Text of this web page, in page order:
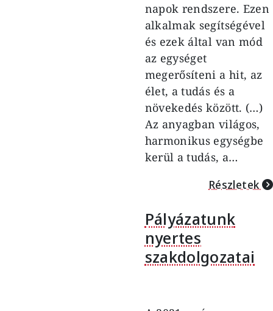
napok rendszere. Ezen
alkalmak segítségével
és ezek által van mód
az egységet
megerősíteni a hit, az
élet, a tudás és a
növekedés között. (…)
Az anyagban világos,
harmonikus egységbe
kerül a tudás, a…
Részletek
Pályázatunk
nyertes
szakdolgozatai